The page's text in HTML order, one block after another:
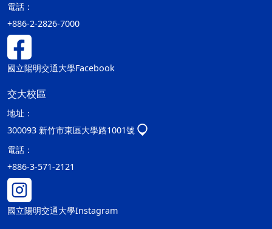
電話：
+886-2-2826-7000
國立陽明交通大學Facebook
交大校區
地址：
300093 新竹市東區大學路1001號
電話：
+886-3-571-2121
國立陽明交通大學Instagram